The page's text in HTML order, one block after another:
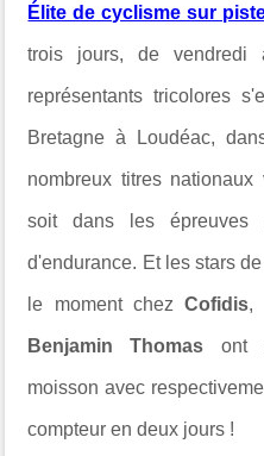
Élite de cyclisme sur
trois jours, de vendredi
représentants tricolores
Bretagne à Loudéac,
nombreux titres
soit dans les
d'endurance. Et les stars
le moment chezCofidis,
Benjamin Thomas ont
moisson avec
compteur en deux jours !